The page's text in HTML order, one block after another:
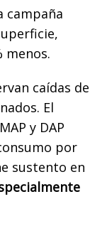
campaña
menos.
caídas de
El
y DAP
por
sustento en